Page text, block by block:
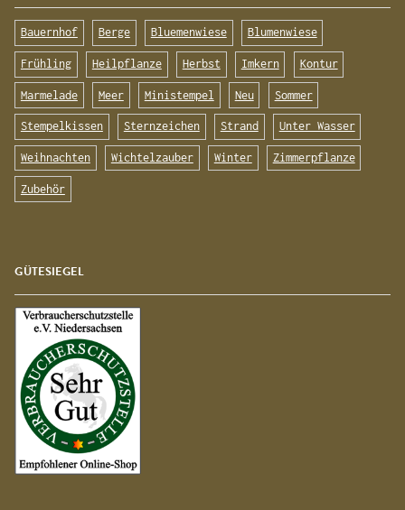
Bauernhof Berge Bluemenwiese Blumenwiese
Frühling Heilpflanze Herbst Imkern Kontur
Marmelade Meer Ministempel Neu Sommer
Stempelkissen Sternzeichen Strand Unter Wasser
Weihnachten Wichtelzauber Winter Zimmerpflanze
Zubehör
GÜTESIEGEL